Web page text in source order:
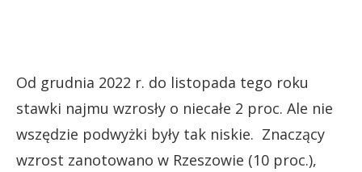
Od grudnia 2022 r. do listopada tego roku
stawki najmu wzrosły o niecałe 2 proc. Ale nie
wszędzie podwyżki były tak niskie. Znaczący
wzrost zanotowano w Rzeszowie (10 proc.),